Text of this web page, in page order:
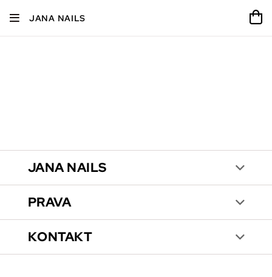
JANA NAILS
JANA NAILS
PRAVA
KONTAKT